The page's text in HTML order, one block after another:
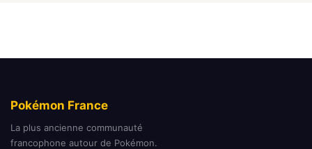
Pokémon France
La plus ancienne communauté
francophone autour de Pokémon.